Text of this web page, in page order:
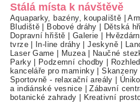
Stálá místa k návštěvě
Aquaparky, bazény, koupaliště |
Bludiště | Bobové dráhy | Dětská
Dopravní hřiště | Galerie |
tvrze| In-line dráhy |Jeskyně|
Laser Game | Muzea| Naučné
Parky| Podzemní chodby |
kanceláře pro maminky |Skanzeny
Sportovně - relaxační areály |
a indiánské vesnice |Zábavní
botanické zahrady | Kreativní